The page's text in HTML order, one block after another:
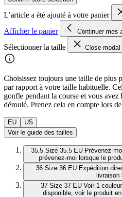
L’article a été ajouté à votre panier
Afficher le panier Continuer mes
Sélectionner la taille Close modal
Choisissez toujours une taille de plus
par rapport à votre taille habituelle.
gonfle pendant la course et vous avez
déroulé. Prenez cela en compte lors
EU
US
Voir le guide des tailles
35.5 Size 35.5 EU Prévenez-
prévenez-moi lorsque le
36 Size 36 EU Expédition
livraison
37 Size 37 EU Voir 1
disponible, voir le produit